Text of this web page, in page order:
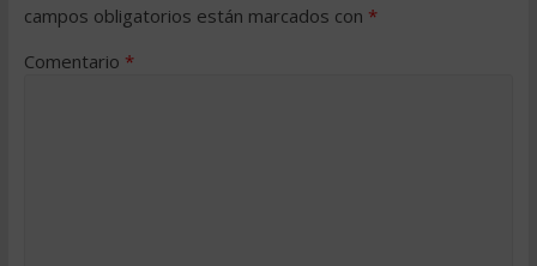
campos obligatorios están marcados con *
Comentario *